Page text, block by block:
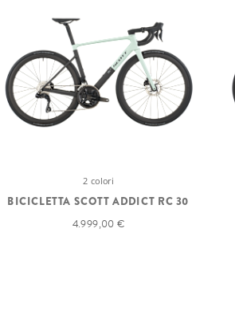
2 colori
BICICLETTA SCOTT ADDICT RC 30
4.999,00 €